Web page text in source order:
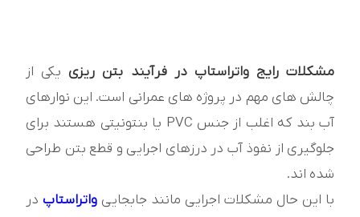
مشکلات رایج واتراستاپ در فرآیند بتن ریزی یکی از
چالش های مهم در پروژه های عمرانی است. این نوارهای
آب بند که اغلب از جنس PVC یا بنتونیتی هستند برای
جلوگیری از نفوذ آب در درزهای اجرایی و قطع بتن طراحی
شده اند.
با این حال مشکلات اجرایی مانند جابجایی واتراستاپ در